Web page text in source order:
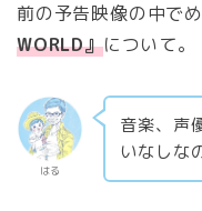
前の予告映像の中で
WORLD』について。
はる
音楽、声
いなしな